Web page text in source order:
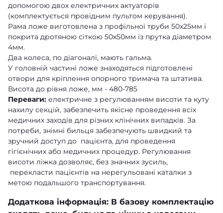
допомогою двох електричних актуаторів
(комплектується провідним пультом керування).
Рама ложе виготовлена з профільної труби 50х25мм і
покрита дротяною сіткою 50х50мм із прутка діаметром
4мм.
Два колеса, по діагоналі, мають гальма.
У головній частині ложе знаходяться підготовлені
отвори для кріплення опорного тримача та штатива.
Висота до рівня ложе, мм - 480-785
Переваги: електричне з регулюванням висоти та куту
нахилу секцій, забезпечить якісне проведення всіх
медичних заходів для різних клінічних випадків. За
потреби, знімні бильця забезпечують швидкий та
зручний доступ до пацієнта, для проведення
гігієнічних або медичних процедур. Регулювання
висоти ліжка дозволяє, без значних зусиль,
перекласти пацієнтів на нерегульовані каталки з
метою подальшого транспортування.
Додаткова інформація: В базову комплектацію